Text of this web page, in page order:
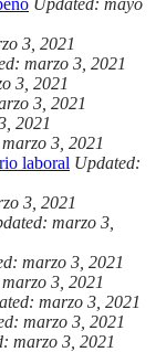
3, 2021
marzo 3, 2021
3, 2021
3, 2021
2021
3, 2021
laboral Updated:
3, 2021
marzo 3,
marzo 3, 2021
3, 2021
marzo 3, 2021
marzo 3, 2021
marzo 3, 2021